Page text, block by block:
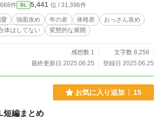
件 BL 5,441 位 / 31,396件
強面攻め 年の差 体格差
おっさん攻め
体はしてない 変態的な展開
感想数 1
文字数 8,256
最終更新日 2025.06.25
登録日 2025.06.25
お気に入り追加 15
短編まとめ